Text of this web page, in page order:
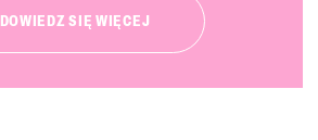
DOWIEDZ SIĘ WIĘCEJ